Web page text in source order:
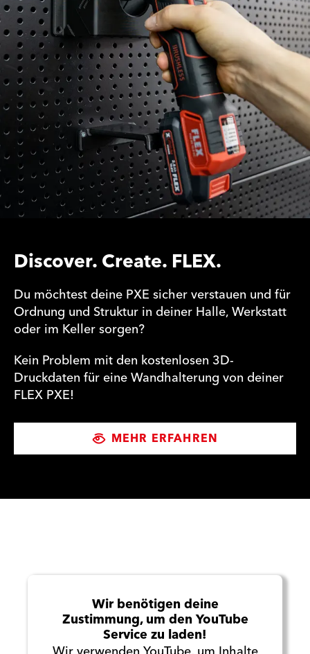
Discover. Create. FLEX.
Du möchtest deine PXE sicher verstauen und für
Ordnung und Struktur in deiner Halle, Werkstatt
oder im Keller sorgen?
Kein Problem mit den kostenlosen 3D-
Druckdaten für eine Wandhalterung von deiner
FLEX PXE!
MEHR ERFAHREN
Wir benötigen deine
Zustimmung, um den YouTube
Service zu laden!